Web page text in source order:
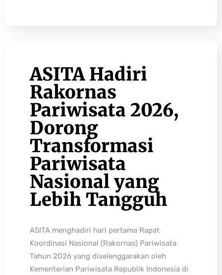
ASITA Hadiri
Rakornas
Pariwisata 2026,
Dorong
Transformasi
Pariwisata
Nasional yang
Lebih Tangguh
ASITA menghadiri hari pertama Rapat
Koordinasi Nasional (Rakornas) Pariwisata
Tahun 2026 yang diselenggarakan oleh
Kementerian Pariwisata Republik Indonesia di